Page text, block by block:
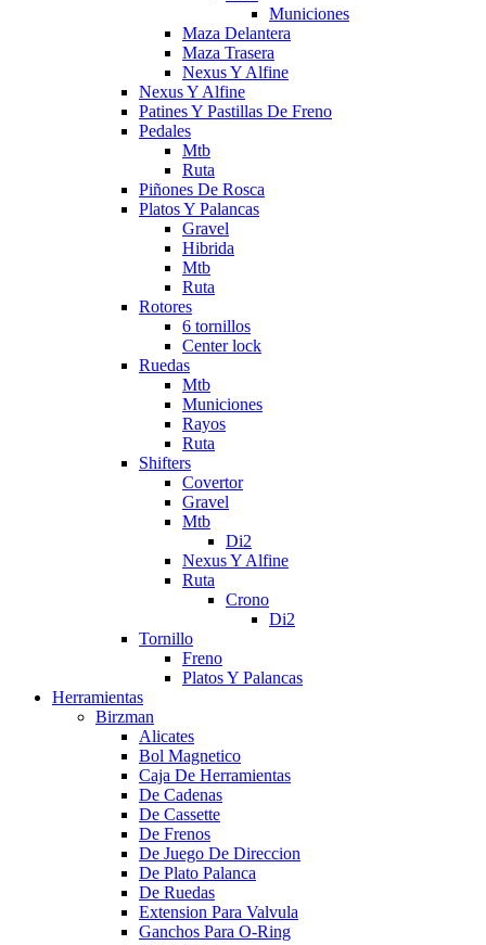
Municiones
Maza Delantera
Maza Trasera
Nexus Y Alfine
Nexus Y Alfine
Patines Y Pastillas De Freno
Pedales
Mtb
Ruta
Piñones De Rosca
Platos Y Palancas
Gravel
Hibrida
Mtb
Ruta
Rotores
6 tornillos
Center lock
Ruedas
Mtb
Municiones
Rayos
Ruta
Shifters
Covertor
Gravel
Mtb
Di2
Nexus Y Alfine
Ruta
Crono
Di2
Tornillo
Freno
Platos Y Palancas
Herramientas
Birzman
Alicates
Bol Magnetico
Caja De Herramientas
De Cadenas
De Cassette
De Frenos
De Juego De Direccion
De Plato Palanca
De Ruedas
Extension Para Valvula
Ganchos Para O-Ring